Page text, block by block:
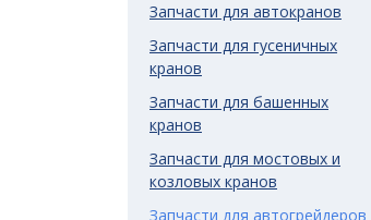
Запчасти для автокранов
Запчасти для гусеничных
кранов
Запчасти для башенных
кранов
Запчасти для мостовых и
козловых кранов
Запчасти для автогрейдеров